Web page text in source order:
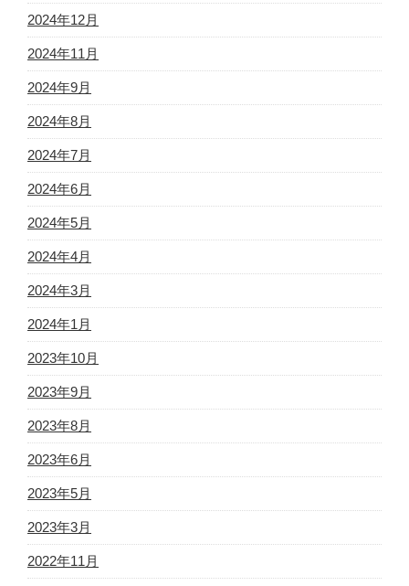
2024年12月
2024年11月
2024年9月
2024年8月
2024年7月
2024年6月
2024年5月
2024年4月
2024年3月
2024年1月
2023年10月
2023年9月
2023年8月
2023年6月
2023年5月
2023年3月
2022年11月